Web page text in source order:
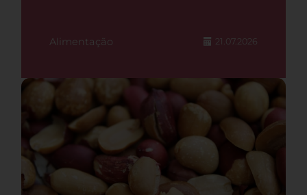
Alimentação 21.07.2026